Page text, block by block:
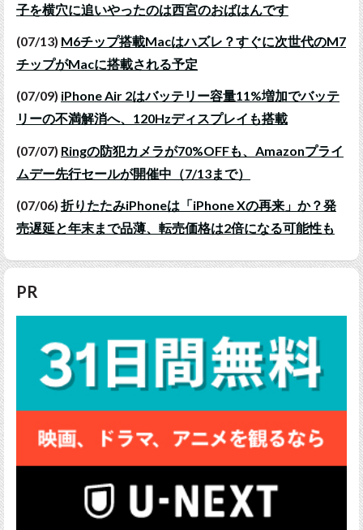
子を横穴に追いやったのは西宮のおばはんです
(07/13) M6チップ搭載Macはハズレ？すぐに次世代のM7
チップがMacに搭載される予定
(07/09) iPhone Air 2はバッテリー容量11%増加でバッテ
リーの不満解消へ、120Hzディスプレイも搭載
(07/07) Ringの防犯カメラが70%OFFも、Amazonプライ
ムデー先行セールが開催中（7/13まで）
(07/06) 折りたたみiPhoneは「iPhone Xの再来」か？発
売遅延と年末まで品薄、転売価格は2倍になる可能性も
PR